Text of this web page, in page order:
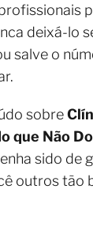
deixá-lo
salve o
sobre
que Não
sido de
outros tão